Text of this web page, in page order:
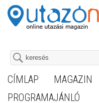
CÍMLAP MAGAZIN
PROGRAMAJÁNLÓ